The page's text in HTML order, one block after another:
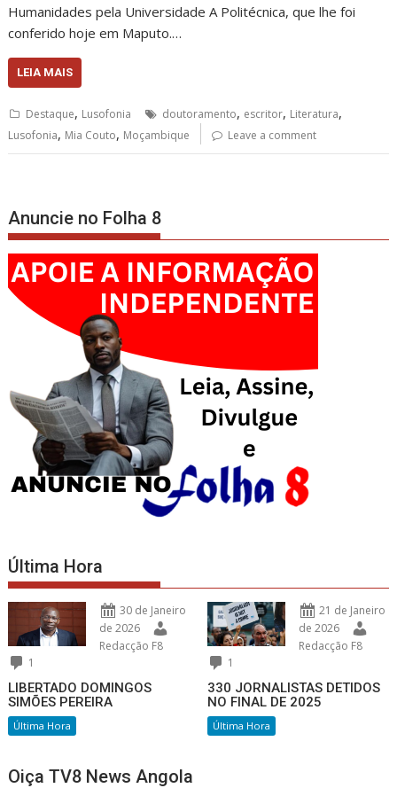
Humanidades pela Universidade A Politécnica, que lhe foi
conferido hoje em Maputo.…
LEIA MAIS
Destaque, Lusofonia doutoramento, escritor, Literatura,
Lusofonia, Mia Couto, Moçambique Leave a comment
Anuncie no Folha 8
Última Hora
30 de Janeiro
de 2026
Redacção F8
1
LIBERTADO DOMINGOS
SIMÕES PEREIRA
Última Hora
21 de Janeiro
de 2026
Redacção F8
1
330 JORNALISTAS DETIDOS
NO FINAL DE 2025
Última Hora
Oiça TV8 News Angola